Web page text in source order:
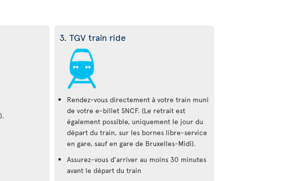
3. TGV train ride
Rendez-vous directement à votre train muni
de votre e-billet SNCF. (Le retrait est
également possible, uniquement le jour du
départ du train, sur les bornes libre-service
en gare, sauf en gare de Bruxelles-Midi).
Assurez-vous d’arriver au moins 30 minutes
avant le départ du train